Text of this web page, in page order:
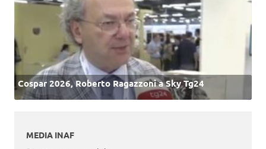
Cospar 2026, Roberto Ragazzoni a Sky Tg24
MEDIA INAF